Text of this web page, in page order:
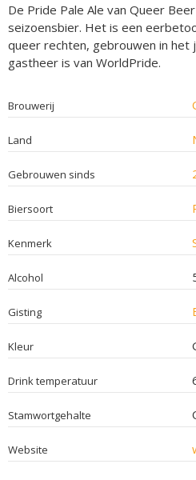
De Pride Pale Ale van Queer
seizoensbier. Het is een
queer rechten, gebrouwen in het
gastheer is van WorldPride.
Brouwerij
Land
Gebrouwen sinds
Biersoort
Kenmerk
Alcohol
Gisting
Kleur
Drink temperatuur
Stamwortgehalte
Website